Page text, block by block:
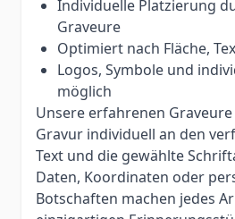
Individuelle Platzierung
Graveure
Optimiert nach Fläche,
Logos, Symbole und
möglich
Unsere erfahrenen
Gravur individuell an den
Text und die gewählte
Daten, Koordinaten oder
Botschaften machen jedes